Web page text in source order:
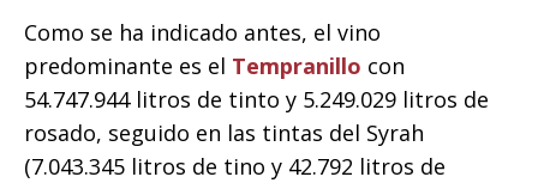
Como se ha indicado antes, el vino
predominante es el Tempranillo con
54.747.944 litros de tinto y 5.249.029 litros de
rosado, seguido en las tintas del Syrah
(7.043.345 litros de tino y 42.792 litros de